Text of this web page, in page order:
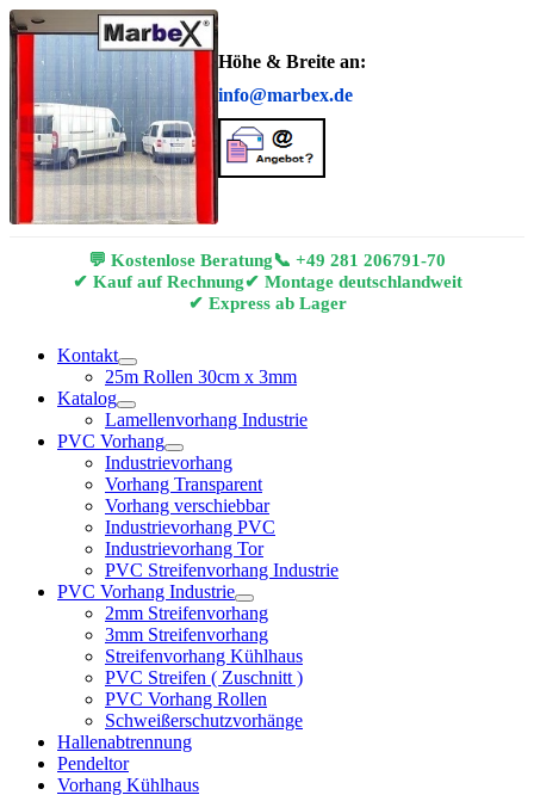
Höhe & Breite an:
info@marbex.de
💬 Kostenlose Beratung📞 +49 281 206791-70
✔ Kauf auf Rechnung✔ Montage deutschlandweit
✔ Express ab Lager
Kontakt
25m Rollen 30cm x 3mm
Katalog
Lamellenvorhang Industrie
PVC Vorhang
Industrievorhang
Vorhang Transparent
Vorhang verschiebbar
Industrievorhang PVC
Industrievorhang Tor
PVC Streifenvorhang Industrie
PVC Vorhang Industrie
2mm Streifenvorhang
3mm Streifenvorhang
Streifenvorhang Kühlhaus
PVC Streifen ( Zuschnitt )
PVC Vorhang Rollen
Schweißerschutzvorhänge
Hallenabtrennung
Pendeltor
Vorhang Kühlhaus